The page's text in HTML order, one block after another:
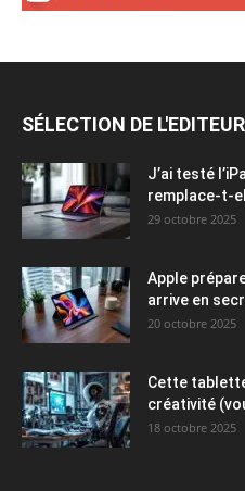
SÉLECTION DE L'EDITEUR
J’ai testé
remplace-t-
29 octobre 2025
Apple
arrive en
20 octobre 2025
Cette
créativité
18 octobre 2025